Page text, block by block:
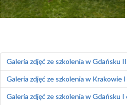
Galeria zdjęć ze szkolenia w Gdańsku
Galeria zdjęć ze szkolenia w Krakowie
Galeria zdjęć ze szkolenia w Gdańsku